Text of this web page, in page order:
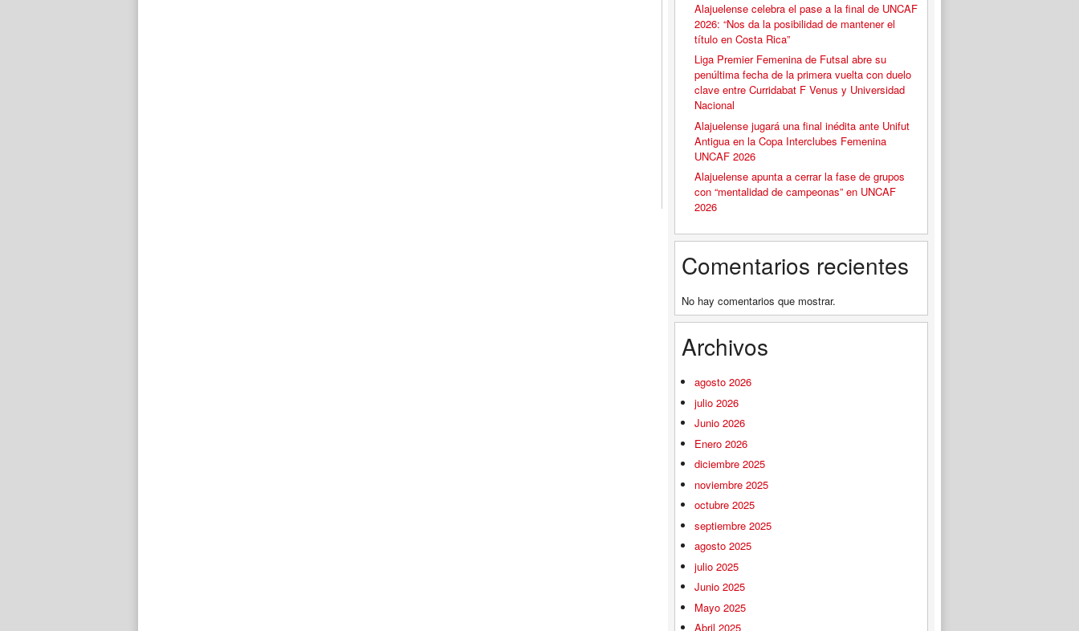
Alajuelense celebra el pase a la final de UNCAF
2026: “Nos da la posibilidad de mantener el
título en Costa Rica”
Liga Premier Femenina de Futsal abre su
penúltima fecha de la primera vuelta con duelo
clave entre Curridabat F Venus y Universidad
Nacional
Alajuelense jugará una final inédita ante Unifut
Antigua en la Copa Interclubes Femenina
UNCAF 2026
Alajuelense apunta a cerrar la fase de grupos
con “mentalidad de campeonas” en UNCAF
2026
Comentarios recientes
No hay comentarios que mostrar.
Archivos
agosto 2026
julio 2026
Junio 2026
Enero 2026
diciembre 2025
noviembre 2025
octubre 2025
septiembre 2025
agosto 2025
julio 2025
Junio 2025
Mayo 2025
Abril 2025